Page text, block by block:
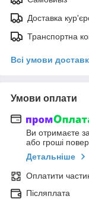
Доставка
Транспортна
Всі умови
Умови оплати
Ви отримаєте
або гроші
Детальніше
Оплатити
Післяплата